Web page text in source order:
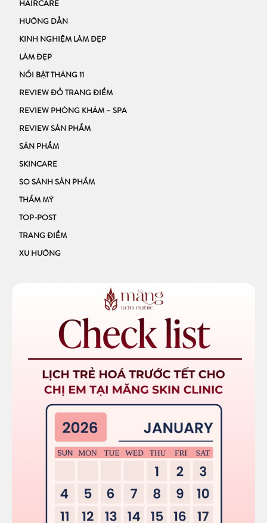
HAIRCARE
HƯỚNG DẪN
KINH NGHIỆM LÀM ĐẸP
LÀM ĐẸP
NỔI BẬT THÁNG 11
REVIEW ĐỒ TRANG ĐIỂM
REVIEW PHÒNG KHÁM – SPA
REVIEW SẢN PHẨM
SẢN PHẨM
SKINCARE
SO SÁNH SẢN PHẨM
THẨM MỸ
TOP-POST
TRANG ĐIỂM
XU HƯỚNG